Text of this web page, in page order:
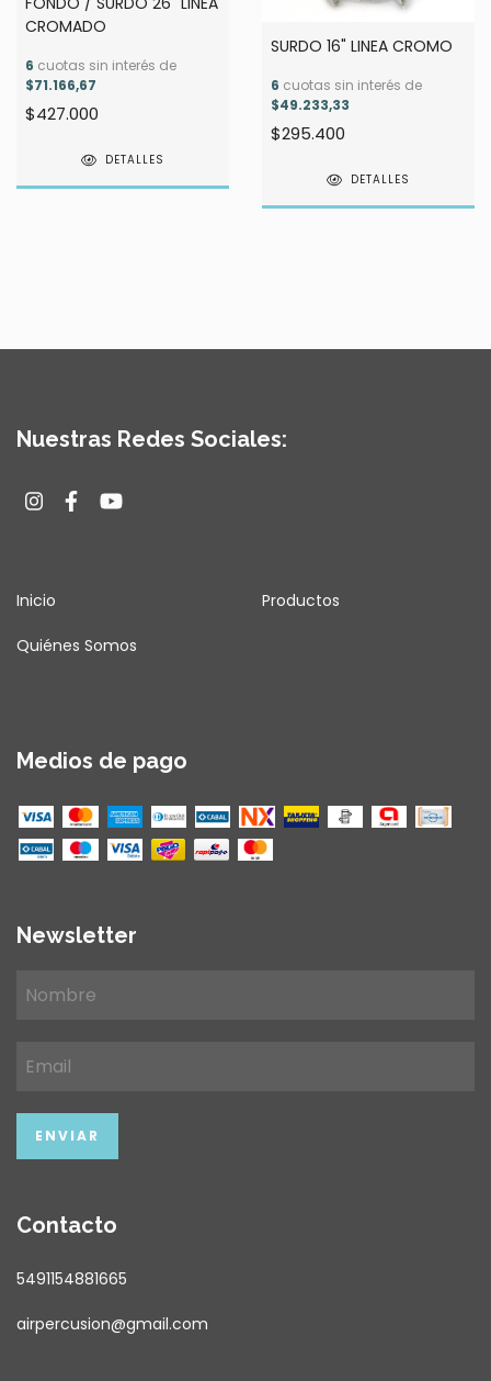
CROMADO
6 cuotas sin interés de
$71.166,67
$427.000
DETALLES
SURDO 16" LINEA CROMO
6 cuotas sin interés de
$49.233,33
$295.400
DETALLES
Nuestras Redes Sociales:
Inicio Productos
Quiénes Somos
Medios de pago
Newsletter
Contacto
5491154881665
airpercusion@gmail.com